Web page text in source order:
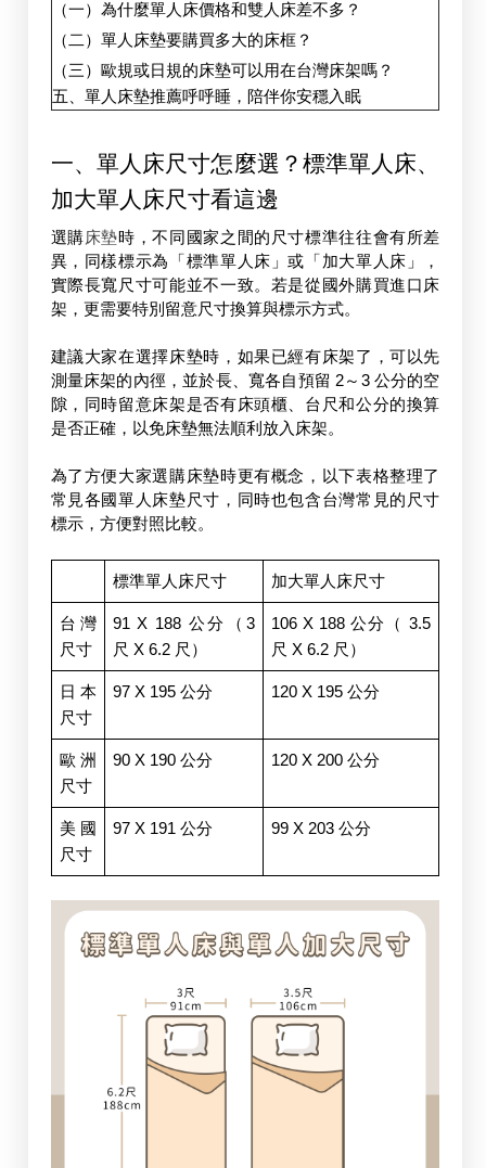
（一）為什麼單人床價格和雙人床差不多？
（二）單人床墊要購買多大的床框？
（三）歐規或日規的床墊可以用在台灣床架嗎？
五、單人床墊推薦呼呼睡，陪伴你安穩入眠
一、單人床尺寸怎麼選？標準單人床、
加大單人床尺寸看這邊
選購床墊時，不同國家之間的尺寸標準往往會有所差
異，同樣標示為「標準單人床」或「加大單人床」，
實際長寬尺寸可能並不一致。若是從國外購買進口床
架，更需要特別留意尺寸換算與標示方式。
建議大家在選擇床墊時，如果已經有床架了，可以先
測量床架的內徑，並於長、寬各自預留 2～3 公分的空
隙，同時留意床架是否有床頭櫃、台尺和公分的換算
是否正確，以免床墊無法順利放入床架。
為了方便大家選購床墊時更有概念，以下表格整理了
常見各國單人床墊尺寸，同時也包含台灣常見的尺寸
標示，方便對照比較。
標準單人床尺寸 加大單人床尺寸
台灣
尺寸
91 X 188 公分（3
尺 X 6.2 尺）
106 X 188 公分（ 3.5
尺 X 6.2 尺）
日本
尺寸
97 X 195 公分 120 X 195 公分
歐洲
尺寸
90 X 190 公分 120 X 200 公分
美國
尺寸
97 X 191 公分 99 X 203 公分